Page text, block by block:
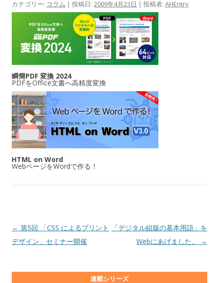
カテゴリー: コラム | 投稿日: 2009年4月23日 | 投稿者: AHEntry
瞬簡PDF 変換 2024
PDFをOffice文書へ高精度変換
HTML on Word
WebページをWordで作る！
投稿ナビゲーション
← 第5回 「CSS によるプリント
デザイン」セミナー開催
「デジタル組版の基本用語」を
Webにあげました。
→
連載シリーズ